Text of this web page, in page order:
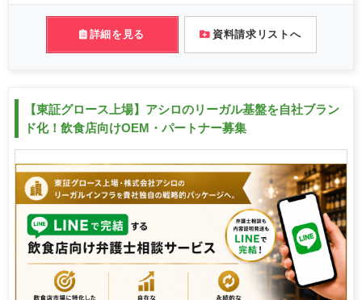
詳細を見る 資料請求リストへ
【東証グロース上場】アシロのリーガル基盤を自社ブラン
ド化！飲食店向けOEM・パートナー募集